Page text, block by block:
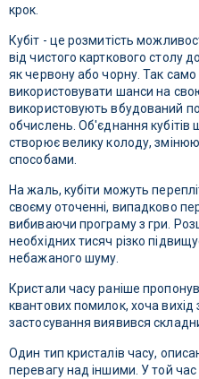
крок.
Кубіт - це розмитість
від чистого карткового столу
як червону або чорну. Так
використовувати шанси на
використовують вбудований
обчислень. Об'єднання
створює велику колоду,
способами.
На жаль, кубіти можуть
своєму оточенні, випадково
вибиваючи програму з гри.
необхідних тисяч різко
небажаного шуму.
Кристали часу раніше
квантових помилок, хоча вихід
застосування виявився
Один тип кристалів часу,
перевагу над іншими. У той час